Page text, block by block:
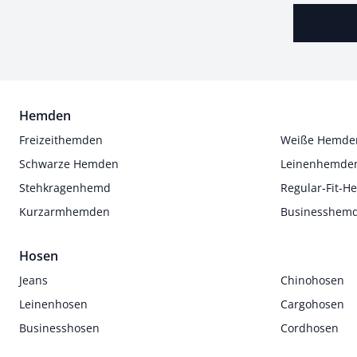
Hemden
Freizeithemden
Weiße
Schwarze Hemden
Stehkragenhemd
Regular-Fit-
Kurzarmhemden
Hosen
Jeans
Chinohosen
Leinenhosen
Cargohosen
Businesshosen
Cordhosen